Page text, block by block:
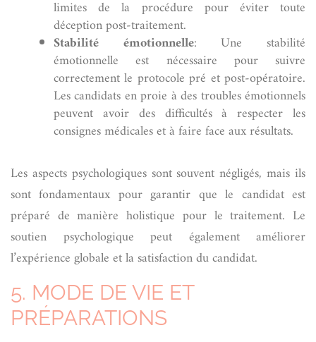
limites de la procédure pour éviter toute
déception post-traitement.
Stabilité émotionnelle: Une stabilité
émotionnelle est nécessaire pour suivre
correctement le protocole pré et post-opératoire.
Les candidats en proie à des troubles émotionnels
peuvent avoir des difficultés à respecter les
consignes médicales et à faire face aux résultats.
Les aspects psychologiques sont souvent négligés, mais ils
sont fondamentaux pour garantir que le candidat est
préparé de manière holistique pour le traitement. Le
soutien psychologique peut également améliorer
l’expérience globale et la satisfaction du candidat.
5. MODE DE VIE ET
PRÉPARATIONS